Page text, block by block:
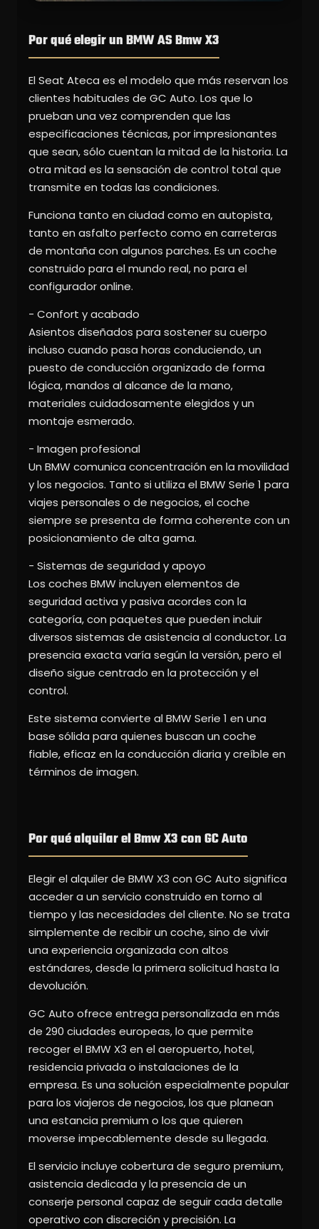
Por qué elegir un BMW AS Bmw X3
El Seat Ateca es el modelo que más reservan los
clientes habituales de GC Auto. Los que lo
prueban una vez comprenden que las
especificaciones técnicas, por impresionantes
que sean, sólo cuentan la mitad de la historia. La
otra mitad es la sensación de control total que
transmite en todas las condiciones.
Funciona tanto en ciudad como en autopista,
tanto en asfalto perfecto como en carreteras
de montaña con algunos parches. Es un coche
construido para el mundo real, no para el
configurador online.
- Confort y acabado
Asientos diseñados para sostener su cuerpo
incluso cuando pasa horas conduciendo, un
puesto de conducción organizado de forma
lógica, mandos al alcance de la mano,
materiales cuidadosamente elegidos y un
montaje esmerado.
- Imagen profesional
Un BMW comunica concentración en la movilidad
y los negocios. Tanto si utiliza el BMW Serie 1 para
viajes personales o de negocios, el coche
siempre se presenta de forma coherente con un
posicionamiento de alta gama.
- Sistemas de seguridad y apoyo
Los coches BMW incluyen elementos de
seguridad activa y pasiva acordes con la
categoría, con paquetes que pueden incluir
diversos sistemas de asistencia al conductor. La
presencia exacta varía según la versión, pero el
diseño sigue centrado en la protección y el
control.
Este sistema convierte al BMW Serie 1 en una
base sólida para quienes buscan un coche
fiable, eficaz en la conducción diaria y creíble en
términos de imagen.
Por qué alquilar el Bmw X3 con GC Auto
Elegir el alquiler de BMW X3 con GC Auto significa
acceder a un servicio construido en torno al
tiempo y las necesidades del cliente. No se trata
simplemente de recibir un coche, sino de vivir
una experiencia organizada con altos
estándares, desde la primera solicitud hasta la
devolución.
GC Auto ofrece entrega personalizada en más
de 290 ciudades europeas, lo que permite
recoger el BMW X3 en el aeropuerto, hotel,
residencia privada o instalaciones de la
empresa. Es una solución especialmente popular
para los viajeros de negocios, los que planean
una estancia premium o los que quieren
moverse impecablemente desde su llegada.
El servicio incluye cobertura de seguro premium,
asistencia dedicada y la presencia de un
conserje personal capaz de seguir cada detalle
operativo con discreción y precisión. La